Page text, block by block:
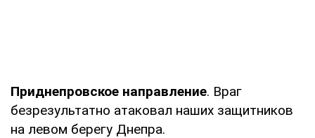
Приднепровское направление. Враг
безрезультатно атаковал наших защитников
на левом берегу Днепра.